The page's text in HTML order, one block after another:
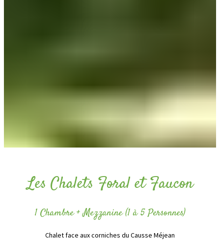
Les Chalets Foral et Faucon
1 Chambre + Mezzanine (1 à 5 Personnes)
Chalet face aux corniches du Causse Méjean